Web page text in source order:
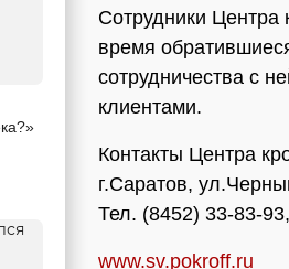
Сотрудники
время
сотрудничества с
клиентами.
Контакты Центра
г.Саратов,
Тел. (8452) 33-83-
www.sv.pokroff.ru